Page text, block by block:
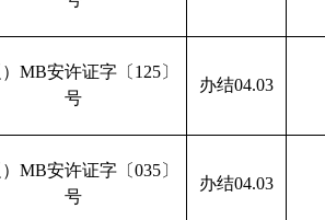
）MB安许证字〔125〕
号
办结04.03
）MB安许证字〔035〕
号
办结04.03